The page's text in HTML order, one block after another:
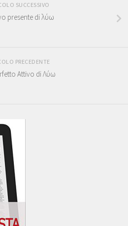
SUCCESSIVO
presente di λύω
PRECEDENTE
Attivo di Λύω